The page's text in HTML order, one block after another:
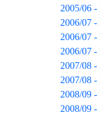
2005/06 -
2006/07 -
2006/07 -
2006/07 -
2007/08 -
2007/08 -
2008/09 -
2008/09 -